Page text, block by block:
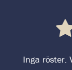
Inga röster.